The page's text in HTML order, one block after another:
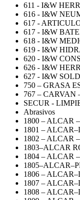
611 - I&W
616 - I&W
617 -
617 - I&W
618 - I&W
619 - I&W
620 - I&W
626 - I&W
627 - I&W
750 – GRASA
767 – CARVAN
SECUR -
Abrasivos
1800 – ALCAR
1801 –
1802 – ALCAR
1803–ALCAR
1804 – ALCAR
1806 –
1807 –
1808 –